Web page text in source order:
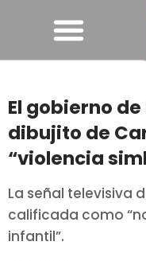
El gobierno
dibujito de
“violencia
La señal televisiva
calificada como
infantil”.